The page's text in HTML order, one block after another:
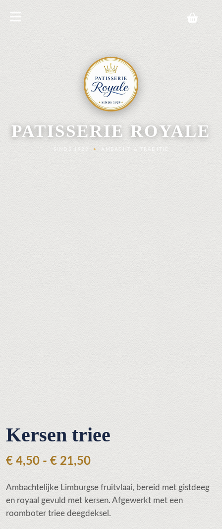
PATISSERIE ROYALE
SINDS 1929 • AMBACHT & TRADITIE
Kersen triee
€ 4,50 - € 21,50Prijsklasse:
€ 4,50
tot
€ 21,50
Ambachtelijke Limburgse fruitvlaai, bereid met gistdeeg
en royaal gevuld met kersen. Afgewerkt met een
roomboter triee deegdeksel.